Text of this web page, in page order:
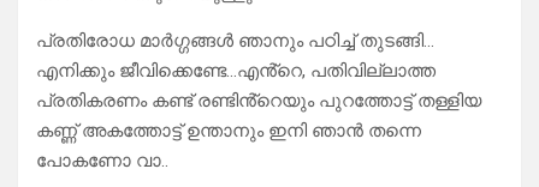
പ്രതിരോധ മാർഗ്ഗങ്ങൾ ഞാനും പഠിച്ച് തുടങ്ങി…
എനിക്കും ജീവിക്കെണ്ടേ…എൻ്റെ, പതിവില്ലാത്ത
പ്രതികരണം കണ്ട് രണ്ടിൻ്റെയും പുറത്തോട്ട് തള്ളിയ
കണ്ണ് അകത്തോട്ട് ഉന്താനും ഇനി ഞാൻ തന്നെ
പോകണോ വാ..